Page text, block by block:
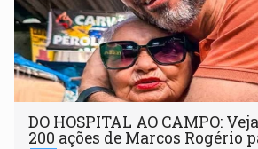
DO HOSPITAL AO CAMPO:
200 ações de Marcos Rogério